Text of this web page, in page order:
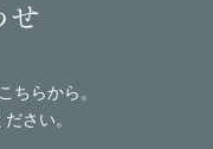
せ
ちらから。
さい。